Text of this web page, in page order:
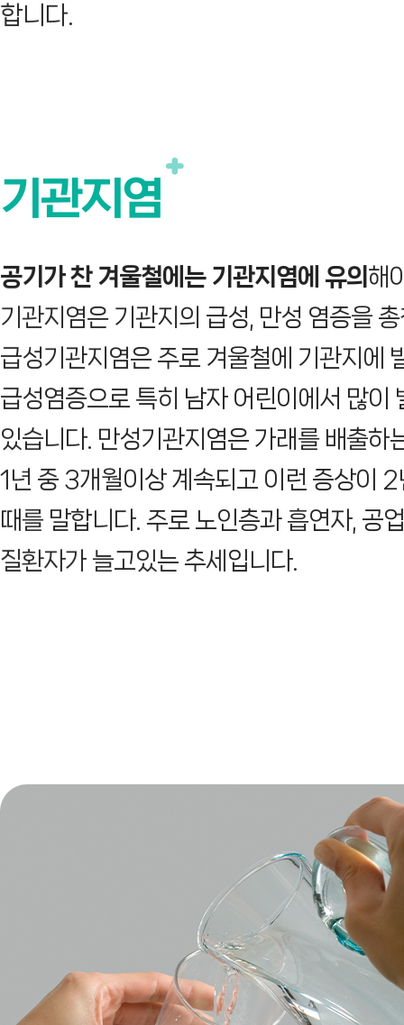
합니다.
기관지염
공기가 찬 겨울철에는 기관지염에 유의 해
기관지염은 기관지의 급성, 만성 염증을
급성기관지염은 주로 겨울철에 기관지에
급성염증으로 특히 남자 어린이에서 많이
있습니다. 만성기관지염은 가래를 배출하
1년 중 3개월이상 계속되고 이런 증상이
때를 말합니다. 주로 노인층과 흡연자, 공
질환자가 늘고있는 추세입니다.